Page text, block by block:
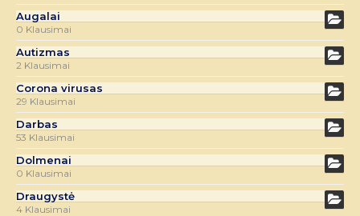
Augalai
0 Klausimai
Autizmas
2 Klausimai
Corona virusas
29 Klausimai
Darbas
53 Klausimai
Dolmenai
0 Klausimai
Draugystė
4 Klausimai